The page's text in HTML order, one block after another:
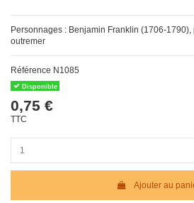
Personnages : Benjamin Franklin (1706-
outremer
Référence N1085
Disponible
0,75 €
TTC
Ajouter au